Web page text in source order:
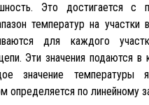
Это достигается
температур на
для каждого
Эти значения подаются
значение температуры
определяется по линейному